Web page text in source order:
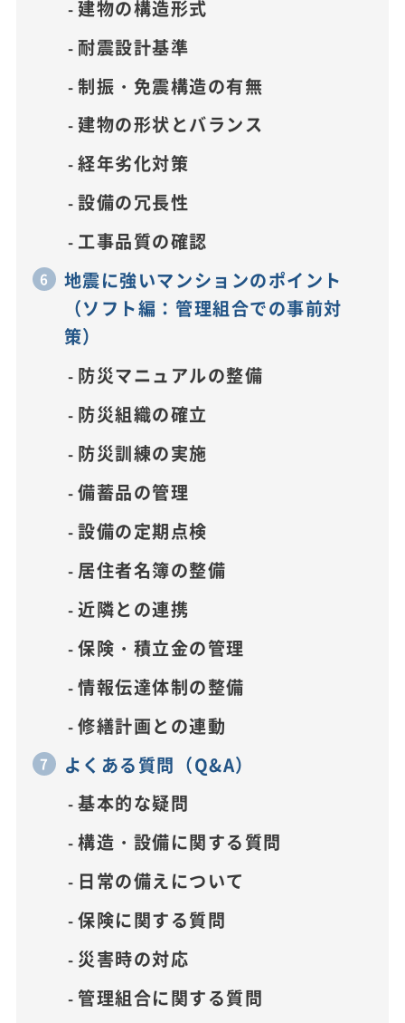
建物の構造形式
耐震設計基準
制振・免震構造の有無
建物の形状とバランス
経年劣化対策
設備の冗長性
工事品質の確認
地震に強いマンションのポイント
（ソフト編：管理組合での事前対
策）
防災マニュアルの整備
防災組織の確立
防災訓練の実施
備蓄品の管理
設備の定期点検
居住者名簿の整備
近隣との連携
保険・積立金の管理
情報伝達体制の整備
修繕計画との連動
よくある質問（Q&A）
基本的な疑問
構造・設備に関する質問
日常の備えについて
保険に関する質問
災害時の対応
管理組合に関する質問